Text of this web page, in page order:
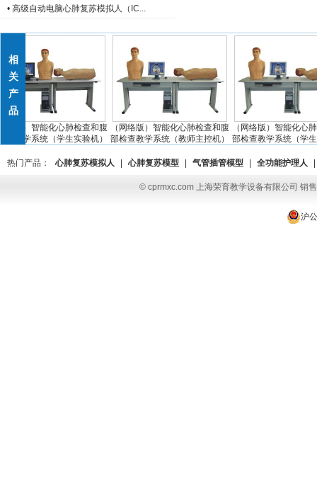
• 高级自动电脑心肺复苏模拟人（IC...
相
关
产
品
版）智能化心肺检查和腹
教学系统（学生实验机）
（网络版）智能化心肺检查和腹
部检查教学系统（教师主控机）
（网络版）智能化心肺
部检查教学系统（学生
热门产品： 心肺复苏模拟人 心肺复苏模型 气管插管模型 全功能护理人
© cprmxc.com 上海荣育教学设备有限公司 销
沪